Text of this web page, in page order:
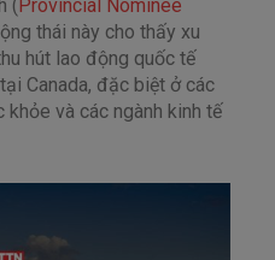
(Provincial Nominee
thái này cho thấy xu
hút lao động quốc tế
Canada, đặc biệt ở các
và các ngành kinh tế